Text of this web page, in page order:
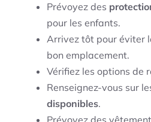
Prévoyez des
pour les enfants.
Arrivez tôt pour éviter
bon emplacement.
Vérifiez les options de
Renseignez-vous sur
disponibles.